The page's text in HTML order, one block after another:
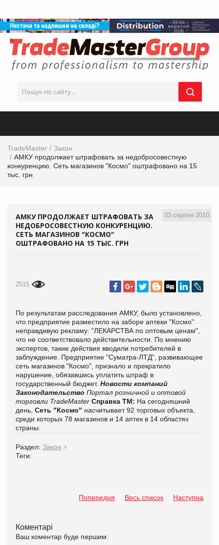
TradeMaster
Закон
АМКУ продолжает штрафовать за недобросовестную
конкуренцию. Сеть магазинов "Космо" оштрафовано на 15
тыс. грн
03 серпня 2010
АМКУ ПРОДОЛЖАЕТ ШТРАФОВАТЬ ЗА
НЕДОБРОСОВЕСТНУЮ КОНКУРЕНЦИЮ.
СЕТЬ МАГАЗИНОВ "КОСМО"
ОШТРАФОВАНО НА 15 ТЫС. ГРН
2515
По результатам расследования АМКУ, было установлено,
что предприятие разместило на заборе аптеки "Космо"
неправдивую рекламу: "ЛЕКАРСТВА по оптовым ценам",
что не соответствовало действительности. По мнению
экспертов, такие действия вводили потребителей в
заблуждение. Предприятие "Суматра-ЛТД", развивающее
сеть магазинов "Космо", признало и прекратило
нарушение, обязавшись уплатить штраф в
государственный бюджет. Новости компаний
Законодательство Портал розничной и оптовой
торговли TradeMaster Справка ТМ: На сегодняшний
день, Сеть "Космо" насчитывает 92 торговых объекта,
среди которых 78 магазинов и 14 аптек в 14 областях
страны.
Раздел: Закон >
Теги:
Попередня Весь список Наступна
Коментарі
Ваш коментар буде першим.